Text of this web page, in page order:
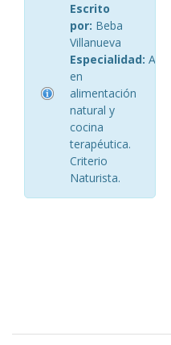
Escrito
por: Beba
Villanueva
Especialidad:
en
alimentación
natural y
cocina
terapéutica.
Criterio
Naturista.